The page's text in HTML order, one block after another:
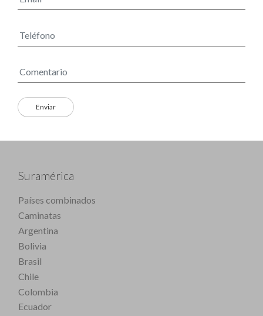
Suramérica
Países combinados
Caminatas
Argentina
Bolivia
Brasil
Chile
Colombia
Ecuador